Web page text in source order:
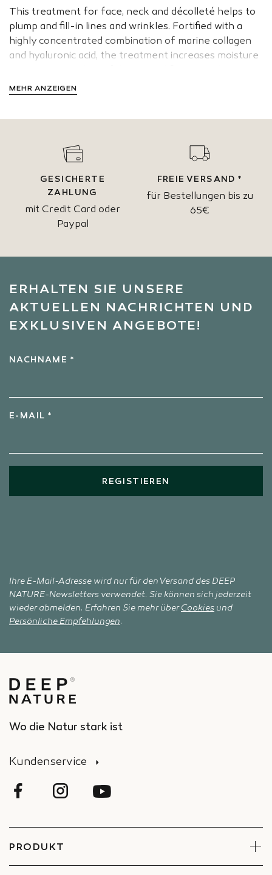
This treatment for face, neck and décolleté helps to
plump and fill-in lines and wrinkles. Fortified with a
highly concentrated combination of marine collagen
and hyaluronic acid, the treatment increases moisture
MEHR ANZEIGEN
GESICHERTE
ZAHLUNG
mit Credit Card oder
Paypal
FREIE VERSAND *
für Bestellungen bis zu
65€
ERHALTEN SIE UNSERE
AKTUELLEN NACHRICHTEN UND
EXKLUSIVEN ANGEBOTE!
NACHNAME *
E-MAIL *
REGISTIEREN
Ihre E-Mail-Adresse wird nur für den Versand des DEEP
NATURE-Newsletters verwendet. Sie können sich jederzeit
wieder abmelden. Erfahren Sie mehr überCookies und
Persönliche Empfehlungen.
Wo die Natur stark ist
Kundenservice
PRODUKT
Gesicht